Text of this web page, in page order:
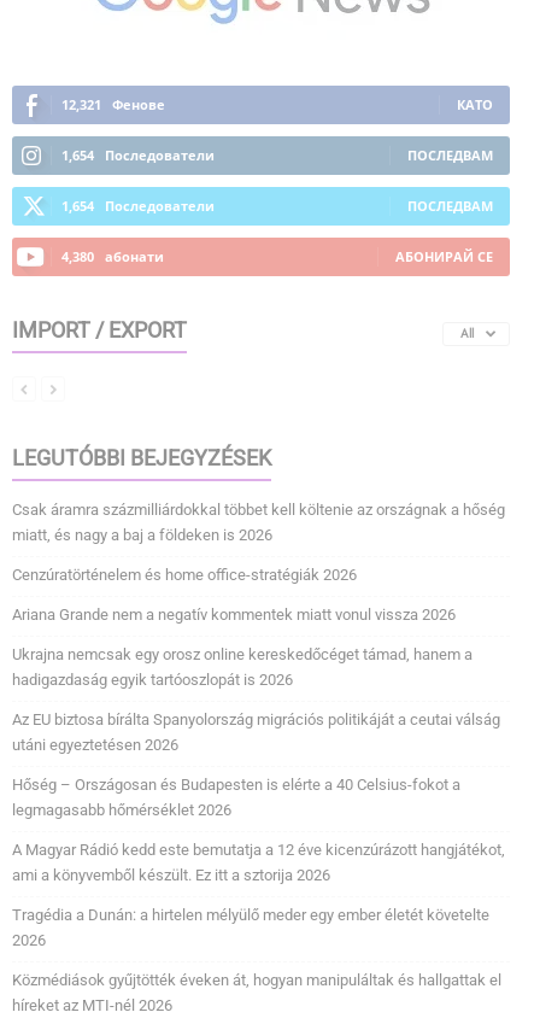
12,321 Фенове КАТО
1,654 Последователи ПОСЛЕДВАМ
1,654 Последователи ПОСЛЕДВАМ
4,380 абонати АБОНИРАЙ СЕ
IMPORT / EXPORT All
LEGUTÓBBI BEJEGYZÉSEK
Csak áramra százmilliárdokkal többet kell költenie az országnak a hőség
miatt, és nagy a baj a földeken is 2026
Cenzúratörténelem és home office-stratégiák 2026
Ariana Grande nem a negatív kommentek miatt vonul vissza 2026
Ukrajna nemcsak egy orosz online kereskedőcéget támad, hanem a
hadigazdaság egyik tartóoszlopát is 2026
Az EU biztosa bírálta Spanyolország migrációs politikáját a ceutai válság
utáni egyeztetésen 2026
Hőség – Országosan és Budapesten is elérte a 40 Celsius-fokot a
legmagasabb hőmérséklet 2026
A Magyar Rádió kedd este bemutatja a 12 éve kicenzúrázott hangjátékot,
ami a könyvemből készült. Ez itt a sztorija 2026
Tragédia a Dunán: a hirtelen mélyülő meder egy ember életét követelte
2026
Közmédiások gyűjtötték éveken át, hogyan manipuláltak és hallgattak el
híreket az MTI-nél 2026